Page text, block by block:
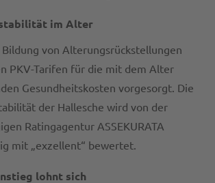
im Alter
Bildung von Alterungsrückstellungen
PKV-Tarifen für die mit dem Alter
Gesundheitskosten vorgesorgt. Die
der Hallesche wird von der
Ratingagentur ASSEKURATA
mit „exzellent“ bewertet.
lohnt sich